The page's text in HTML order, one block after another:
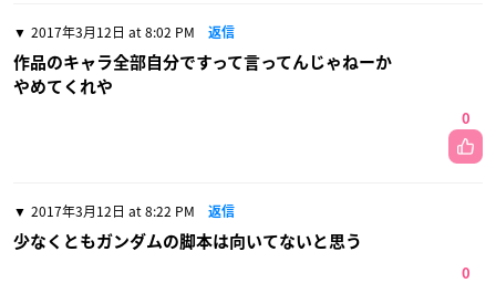
2017年3月12日 at 8:02 PM 返信
作品のキャラ全部自分ですって言ってんじゃねーか
やめてくれや
0
2017年3月12日 at 8:22 PM 返信
少なくともガンダムの脚本は向いてないと思う
0